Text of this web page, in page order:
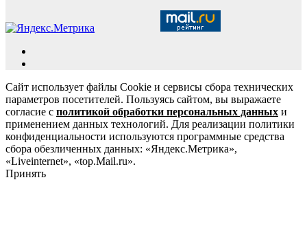
Сайт использует файлы Cookie и сервисы сбора технических
параметров посетителей. Пользуясь сайтом, вы выражаете
согласие с политикой обработки персональных данных и
применением данных технологий. Для реализации политики
конфиденциальности используются программные средства
сбора обезличенных данных: «Яндекс.Метрика»,
«Liveinternet», «top.Mail.ru».
Принять